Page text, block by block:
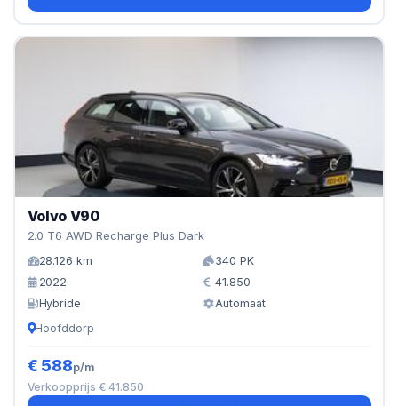
Volvo V90
2.0 T6 AWD Recharge Plus Dark
28.126 km
340 PK
2022
41.850
Hybride
Automaat
Hoofddorp
€ 588p/m
Verkoopprijs € 41.850